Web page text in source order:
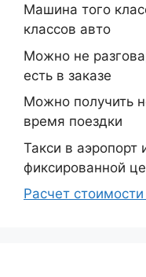
Машина того
классов авто
Можно не
есть в заказе
Можно получить
время поездки
Такси в аэропорт
фиксированной
Расчет